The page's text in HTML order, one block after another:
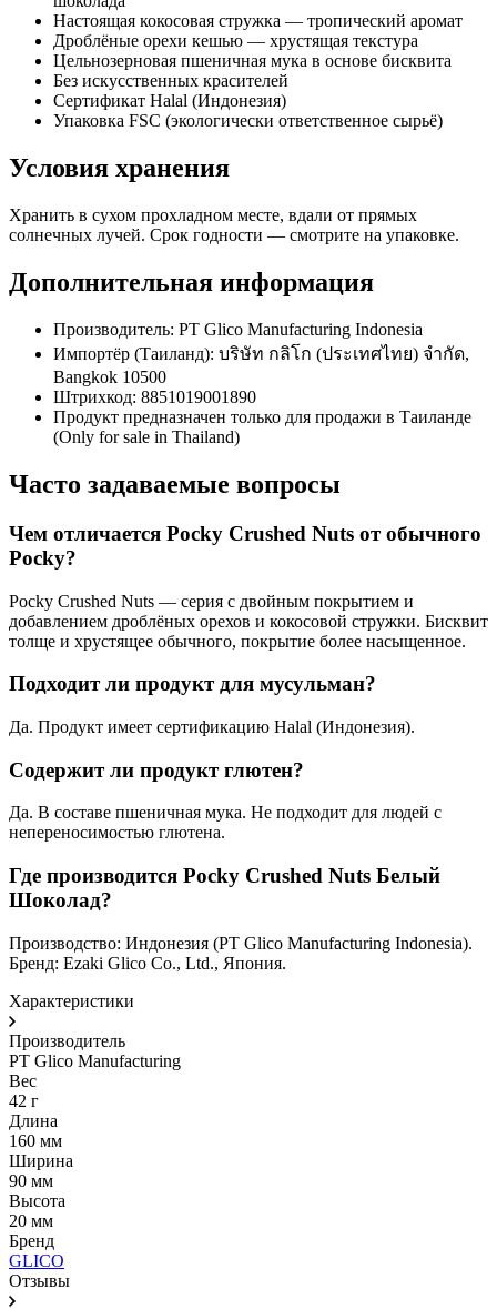
Настоящая кокосовая стружка — тропический аромат
Дроблёные орехи кешью — хрустящая текстура
Цельнозерновая пшеничная мука в основе бисквита
Без искусственных красителей
Сертификат Halal (Индонезия)
Упаковка FSC (экологически ответственное сырьё)
Условия хранения
Хранить в сухом прохладном месте, вдали от прямых
солнечных лучей. Срок годности — смотрите на упаковке.
Дополнительная информация
Производитель: PT Glico Manufacturing Indonesia
Импортёр (Таиланд): บริษัท กลิโก (ประเทศไทย) จำกัด,
Bangkok 10500
Штрихкод: 8851019001890
Продукт предназначен только для продажи в Таиланде
(Only for sale in Thailand)
Часто задаваемые вопросы
Чем отличается Pocky Crushed Nuts от обычного
Pocky?
Pocky Crushed Nuts — серия с двойным покрытием и
добавлением дроблёных орехов и кокосовой стружки. Бисквит
толще и хрустящее обычного, покрытие более насыщенное.
Подходит ли продукт для мусульман?
Да. Продукт имеет сертификацию Halal (Индонезия).
Содержит ли продукт глютен?
Да. В составе пшеничная мука. Не подходит для людей с
непереносимостью глютена.
Где производится Pocky Crushed Nuts Белый
Шоколад?
Производство: Индонезия (PT Glico Manufacturing Indonesia).
Бренд: Ezaki Glico Co., Ltd., Япония.
Характеристики
Производитель
PT Glico Manufacturing
Вес
42 г
Длина
160 мм
Ширина
90 мм
Высота
20 мм
Бренд
GLICO
Отзывы